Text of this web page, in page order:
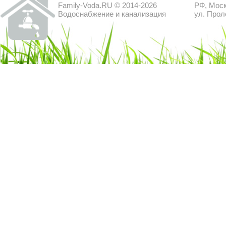
Family-Voda.RU © 2014-2026
Водоснабжение и канализация
РФ,
ул.